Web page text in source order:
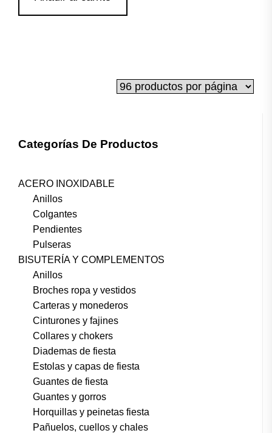
Categorías De Productos
ACERO INOXIDABLE
Anillos
Colgantes
Pendientes
Pulseras
BISUTERÍA Y COMPLEMENTOS
Anillos
Broches ropa y vestidos
Carteras y monederos
Cinturones y fajines
Collares y chokers
Diademas de fiesta
Estolas y capas de fiesta
Guantes de fiesta
Guantes y gorros
Horquillas y peinetas fiesta
Pañuelos, cuellos y chales